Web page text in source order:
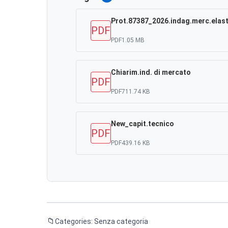
PDF
PDF1.05 MB
PDF
Chiarim.ind. di mercato
PDF711.74 KB
PDF
New_capit.tecnico
PDF439.16 KB
Categories: Senza categoria